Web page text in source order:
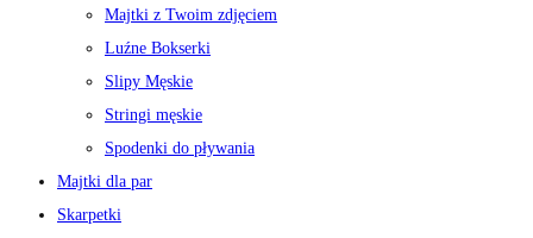
Majtki z Twoim zdjęciem
Luźne Bokserki
Slipy Męskie
Stringi męskie
Spodenki do pływania
Majtki dla par
Skarpetki